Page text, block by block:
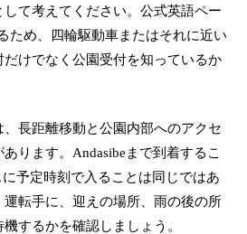
て考えてください。公式英語ペー
ため、四輪駆動車またはそれに近い
けでなく公園受付を知っているか
長距離移動と公園内部へのアクセ
ります。Andasibeまで到着するこ
予定時刻で入ることは同じではあ
運転手に、迎えの場所、雨の後の所
するかを確認しましょう。